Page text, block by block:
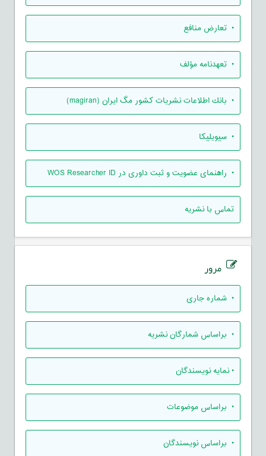
• تعارض منافع
• تعهدنامه مؤلف
• بانك اطلاعات نشريات كشور مگ ايران (magiran)
• سیویلیکا
• راهنمای عضویت و ثبت داوری در WOS Researcher ID
تماس با نشریه
مرور
• شماره جاری
• براساس شمارگان نشریه
•نمایه نویسندگان
• براساس موضوعات
• براساس نویسندگان